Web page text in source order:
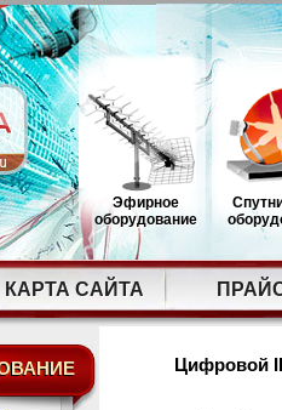
Эфирное
оборудование
КАРТА САЙТА
Цифровой